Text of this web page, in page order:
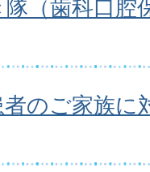
（歯科口腔
のご家族に